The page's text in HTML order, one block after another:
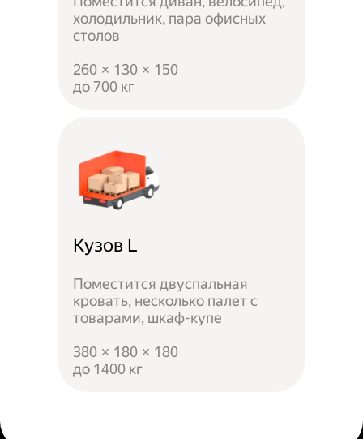
холодильник, пара офисных
столов
260 × 130 × 150
до 700 кг
Кузов L
Поместится двуспальная
кровать, несколько палет с
товарами, шкаф-купе
380 × 180 × 180
до 1400 кг